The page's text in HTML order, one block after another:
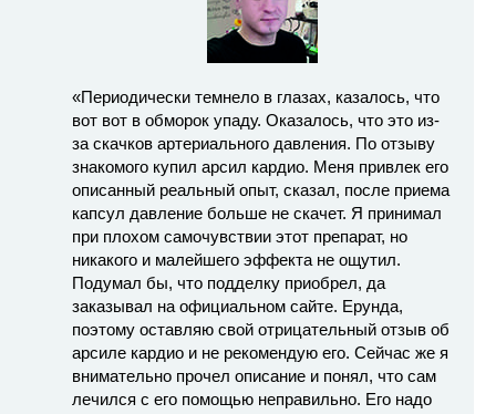
«Периодически темнело в глазах, казалось, что
вот вот в обморок упаду. Оказалось, что это из-
за скачков артериального давления. По отзыву
знакомого купил арсил кардио. Меня привлек его
описанный реальный опыт, сказал, после приема
капсул давление больше не скачет. Я принимал
при плохом самочувствии этот препарат, но
никакого и малейшего эффекта не ощутил.
Подумал бы, что подделку приобрел, да
заказывал на официальном сайте. Ерунда,
поэтому оставляю свой отрицательный отзыв об
арсиле кардио и не рекомендую его. Сейчас же я
внимательно прочел описание и понял, что сам
лечился с его помощью неправильно. Его надо